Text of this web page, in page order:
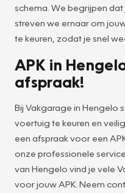
schema. We begrijpen
streven we ernaar om
te keuren, zodat je snel
APK in
afspraak!
Bij Vakgarage in Hengelo
voertuig te keuren en
een afspraak voor een
onze professionele
van Hengelo vind je vele
voor jouw APK. Neem